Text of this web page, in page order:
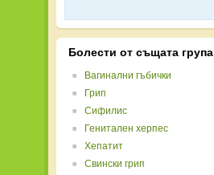
Болести от същата група
Вагинални гъбички
Грип
Сифилис
Генитален херпес
Хепатит
Свински грип